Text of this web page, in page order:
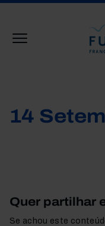
14
Quer partilhar
Se achou este